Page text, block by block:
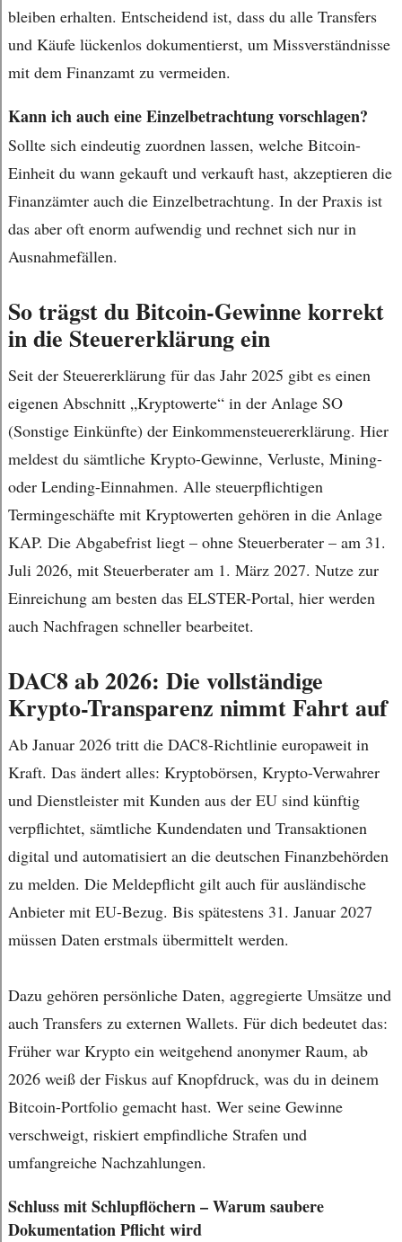
bleiben erhalten. Entscheidend ist, dass du alle Transfers
und Käufe lückenlos dokumentierst, um Missverständnisse
mit dem Finanzamt zu vermeiden.
Kann ich auch eine Einzelbetrachtung vorschlagen?
Sollte sich eindeutig zuordnen lassen, welche Bitcoin-
Einheit du wann gekauft und verkauft hast, akzeptieren die
Finanzämter auch die Einzelbetrachtung. In der Praxis ist
das aber oft enorm aufwendig und rechnet sich nur in
Ausnahmefällen.
So trägst du Bitcoin-Gewinne korrekt
in die Steuererklärung ein
Seit der Steuererklärung für das Jahr 2025 gibt es einen
eigenen Abschnitt „Kryptowerte“ in der Anlage SO
(Sonstige Einkünfte) der Einkommensteuererklärung. Hier
meldest du sämtliche Krypto-Gewinne, Verluste, Mining-
oder Lending-Einnahmen. Alle steuerpflichtigen
Termingeschäfte mit Kryptowerten gehören in die Anlage
KAP. Die Abgabefrist liegt – ohne Steuerberater – am 31.
Juli 2026, mit Steuerberater am 1. März 2027. Nutze zur
Einreichung am besten das ELSTER-Portal, hier werden
auch Nachfragen schneller bearbeitet.
DAC8 ab 2026: Die vollständige
Krypto-Transparenz nimmt Fahrt auf
Ab Januar 2026 tritt die DAC8-Richtlinie europaweit in
Kraft. Das ändert alles: Kryptobörsen, Krypto-Verwahrer
und Dienstleister mit Kunden aus der EU sind künftig
verpflichtet, sämtliche Kundendaten und Transaktionen
digital und automatisiert an die deutschen Finanzbehörden
zu melden. Die Meldepflicht gilt auch für ausländische
Anbieter mit EU-Bezug. Bis spätestens 31. Januar 2027
müssen Daten erstmals übermittelt werden.
Dazu gehören persönliche Daten, aggregierte Umsätze und
auch Transfers zu externen Wallets. Für dich bedeutet das:
Früher war Krypto ein weitgehend anonymer Raum, ab
2026 weiß der Fiskus auf Knopfdruck, was du in deinem
Bitcoin-Portfolio gemacht hast. Wer seine Gewinne
verschweigt, riskiert empfindliche Strafen und
umfangreiche Nachzahlungen.
Schluss mit Schlupflöchern – Warum saubere
Dokumentation Pflicht wird